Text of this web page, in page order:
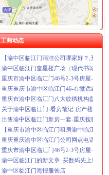
工商动态
关于渝中区临江门-看房笔记-房产楼市-重
渝中区临江门公寓,精装出售！_改善型住
出售渝中区临江门新房一套-重庆搜狐焦点
重庆重庆市渝中区临江门46-在微话题一起
【渝中区临江门清洁公司哪家好？,开荒清
渝中区临江门奎星楼广场（现代书城旁）-
重庆市渝中区临江门46号2-3号房屋-重庆
重庆重庆市渝中区临江门46-在微话题一起
重庆市渝中区临江门八大纹绣机构盘点_
关于渝中区临江门-看房笔记-房产楼市-重
出售渝中区临江门新房一套-重庆搜狐焦点
【重庆市渝中区临江门租房渝中临江门租
重庆重庆渝中区临江门公司网点电话查询_
重庆市渝中区临江门46号2-3号房屋-重庆
渝中区临江门的新文章_买数码先上IT168
渝中区临江门海报服饰店
渝中区临江门李庆元冷冻配送部|渝中区临